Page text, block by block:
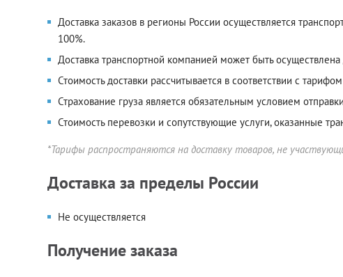
Доставка заказов в регионы России осуществляется
100%.
Доставка транспортной компанией может быть
Стоимость доставки рассчитывается в соответствии с
Страхование груза является обязательным условием
Стоимость перевозки и сопутствующие услуги, оказанные
*Тарифы распространяются на доставку товаров, не
Доставка за пределы России
Не осуществляется
Получение заказа